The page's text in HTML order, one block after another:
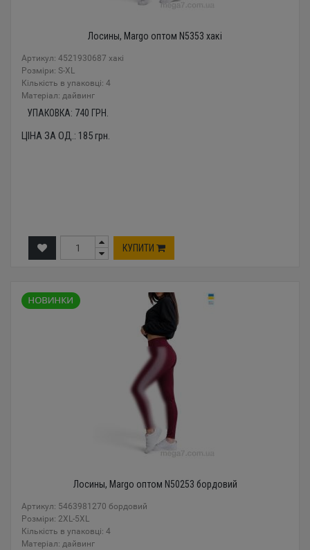
Лосины, Margo оптом N5353 хакі
Артикул: 4521930687 хакі
Розміри: S-XL
Кількість в упаковці: 4
Mатеріал: дайвинг
УПАКОВКА: 740 ГРН.
ЦІНА ЗА ОД.: 185грн.
КУПИТИ
Лосины, Margo оптом N50253 бордовий
Артикул: 5463981270 бордовий
Розміри: 2XL-5XL
Кількість в упаковці: 4
Mатеріал: дайвинг